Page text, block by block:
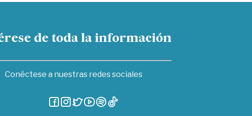
de toda la información
Conéctese a nuestras redes sociales